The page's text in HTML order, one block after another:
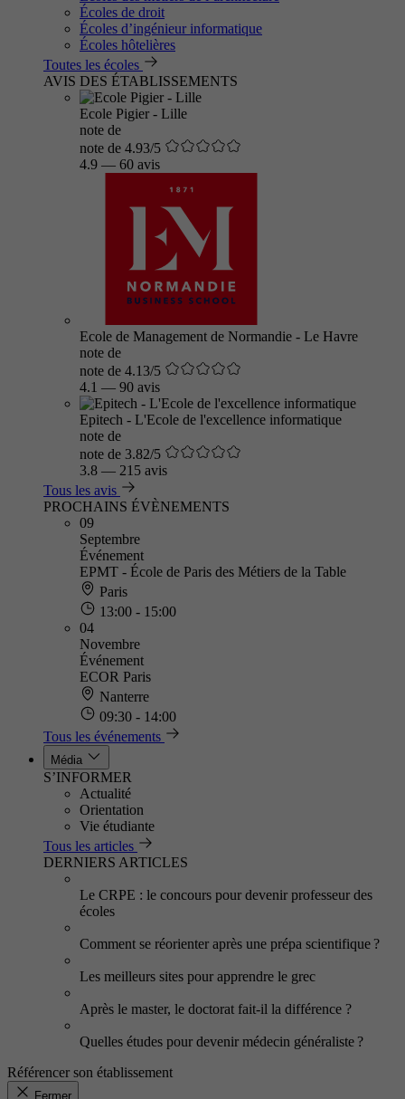
Écoles de droit
Écoles d’ingénieur informatique
Écoles hôtelières
Toutes les écoles
AVIS DES ÉTABLISSEMENTS
Ecole Pigier - Lille
note de
note de 4.93/5
4.9 — 60 avis
Ecole de Management de Normandie - Le Havre
note de
note de 4.13/5
4.1 — 90 avis
Epitech - L'Ecole de l'excellence informatique
note de
note de 3.82/5
3.8 — 215 avis
Tous les avis
PROCHAINS ÉVÈNEMENTS
09
Septembre
Événement
EPMT - École de Paris des Métiers de la Table
Paris
13:00 - 15:00
04
Novembre
Événement
ECOR Paris
Nanterre
09:30 - 14:00
Tous les événements
Média
S’INFORMER
Actualité
Orientation
Vie étudiante
Tous les articles
DERNIERS ARTICLES
Le CRPE : le concours pour devenir professeur des
écoles
Comment se réorienter après une prépa scientifique ?
Les meilleurs sites pour apprendre le grec
Après le master, le doctorat fait-il la différence ?
Quelles études pour devenir médecin généraliste ?
Référencer son établissement
Fermer